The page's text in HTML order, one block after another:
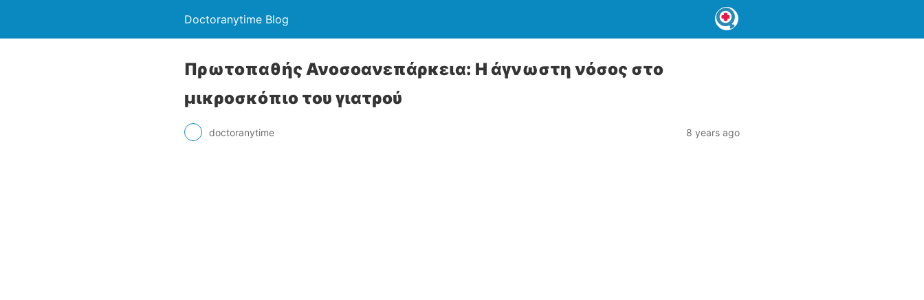
Doctoranytime Blog
Πρωτοπαθής Ανοσοανεπάρκεια: Η άγνωστη νόσος στο
μικροσκόπιο του γιατρού
doctoranytime 8 years ago